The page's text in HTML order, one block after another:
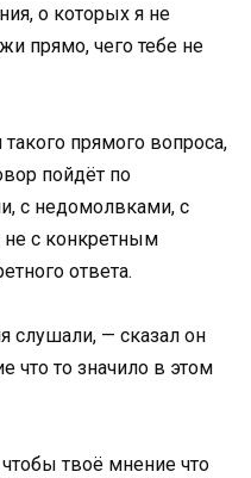
о которых я не
прямо, чего тебе не
прямого вопроса,
пойдёт по
с недомолвками, с
не с конкретным
ответа.
слушали, — сказал он
что то значило в этом
твоё мнение что